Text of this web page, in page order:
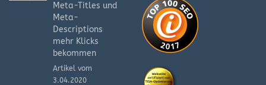
Meta-Titles und
Meta-
Descriptions
mehr Klicks
bekommen
Artikel vom
3.04.2020